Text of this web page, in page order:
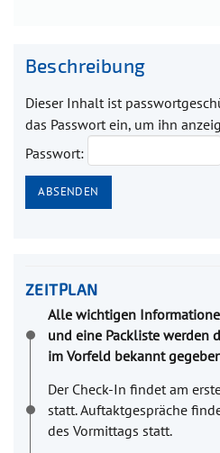
Beschreibung
Dieser Inhalt ist
das Passwort ein, um ihn
Passwort:
ZEITPLAN
Alle wichtigen
und eine Packliste werden
im Vorfeld bekannt
Der Check-In findet am
statt. Auftaktgespräche
des Vormittags statt.